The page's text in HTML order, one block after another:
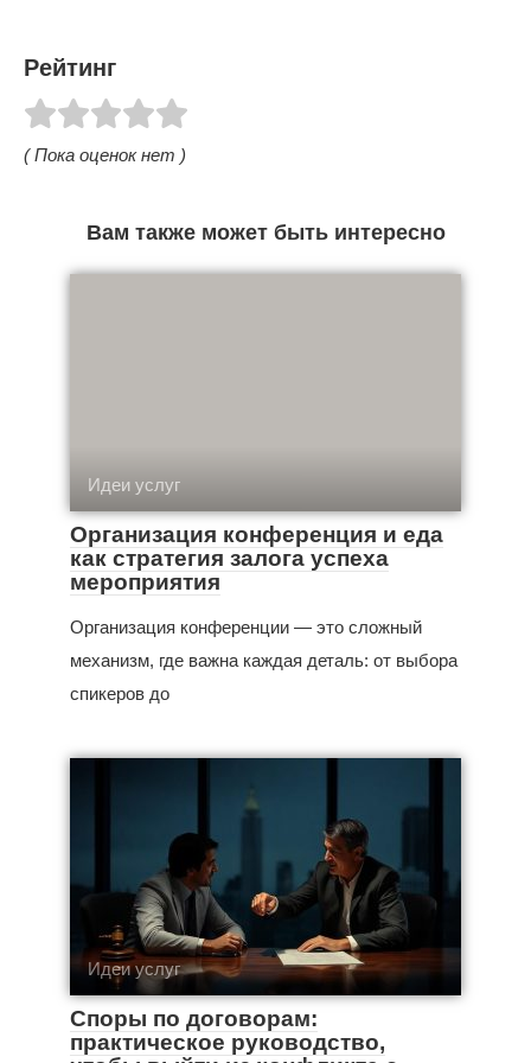
Рейтинг
( Пока оценок нет )
Вам также может быть интересно
Идеи услуг
Организация конференция и еда
как стратегия залога успеха
мероприятия
Организация конференции — это сложный
механизм, где важна каждая деталь: от выбора
спикеров до
Идеи услуг
Споры по договорам:
практическое руководство,